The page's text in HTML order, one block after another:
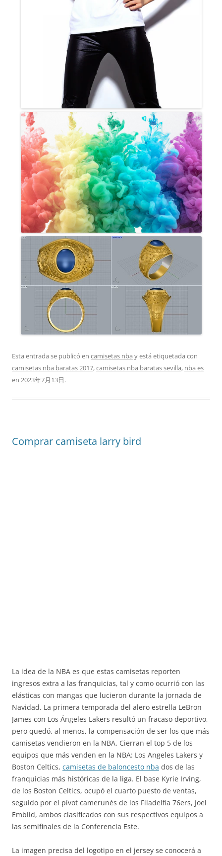
Esta entrada se publicó en camisetas nba y está etiquetada con
camisetas nba baratas 2017,camisetas nba baratas sevilla, nba es
en 2023年7月13日.
Comprar camiseta larry bird
La idea de la NBA es que estas camisetas reporten
ingresos extra a las franquicias, tal y como ocurrió con las
elásticas con mangas que lucieron durante la jornada de
Navidad. La primera temporada del alero estrella LeBron
James con Los Ángeles Lakers resultó un fracaso deportivo,
pero quedó, al menos, la compensación de ser los que más
camisetas vendieron en la NBA. Cierran el top 5 de los
equipos que más venden en la NBA: Los Angeles Lakers y
Boston Celtics, camisetas de baloncesto nba dos de las
franquicias más históricas de la liga. El base Kyrie Irving,
de los Boston Celtics, ocupó el cuarto puesto de ventas,
seguido por el pívot camerunés de los Filadelfia 76ers, Joel
Embiid, ambos clasificados con sus respectivos equipos a
las semifinales de la Conferencia Este.
La imagen precisa del logotipo en el jersey se conocerá a